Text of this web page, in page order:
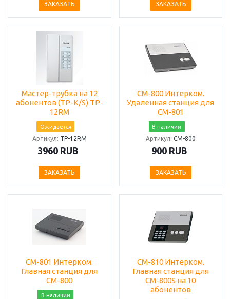
ЗАКАЗАТЬ ЗАКАЗАТЬ
Мастер-трубка на 12
абонентов (TP-K/S) TP-
12RM
Ожидается
Артикул: TP-12RM
3960 RUB
ЗАКАЗАТЬ
CM-800 Интерком.
Удаленная станция для
СМ-801
В наличии
Артикул: СМ-800
900 RUB
ЗАКАЗАТЬ
CM-801 Интерком.
Главная станция для
СМ-800
В наличии
CM-810 Интерком.
Главная станция для
СМ-800S на 10
абонентов